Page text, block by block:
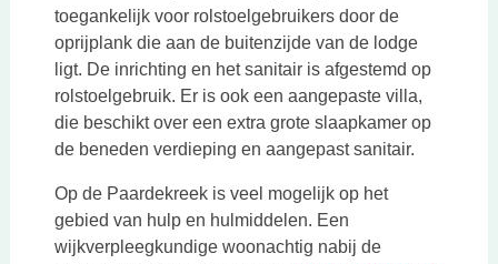
toegankelijk voor rolstoelgebruikers door de
oprijplank die aan de buitenzijde van de lodge
ligt. De inrichting en het sanitair is afgestemd op
rolstoelgebruik. Er is ook een aangepaste villa,
die beschikt over een extra grote slaapkamer op
de beneden verdieping en aangepast sanitair.
Op de Paardekreek is veel mogelijk op het
gebied van hulp en hulmiddelen. Een
wijkverpleegkundige woonachtig nabij de